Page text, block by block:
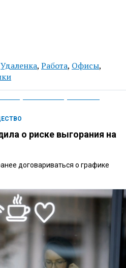
Удаленка, Работа, Офисы,
о риске выгорания на
договариваться о графике